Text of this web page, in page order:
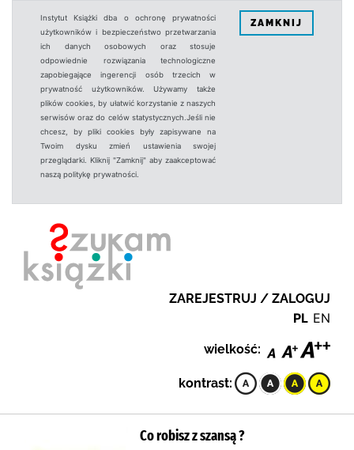
Instytut Książki dba o ochronę prywatności
użytkowników i bezpieczeństwo przetwarzania
ich danych osobowych oraz stosuje
odpowiednie rozwiązania technologiczne
zapobiegające ingerencji osób trzecich w
prywatność użytkowników. Używamy także
plików cookies, by ułatwić korzystanie z naszych
serwisów oraz do celów statystycznych.Jeśli nie
chcesz, by pliki cookies były zapisywane na
Twoim dysku zmień ustawienia swojej
przeglądarki. Kliknij "Zamknij" aby zaakceptować
naszą politykę prywatności.
ZAMKNIJ
ZAREJESTRUJ / ZALOGUJ
PL EN
wielkość:
kontrast:
Co robisz z szansą ?